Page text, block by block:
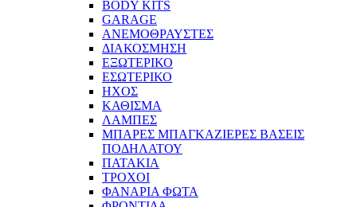
BODY KITS
GARAGE
ΑΝΕΜΟΘΡΑΥΣΤΕΣ
ΔΙΑΚΟΣΜΗΣΗ
ΕΞΩΤΕΡΙΚΟ
ΕΣΩΤΕΡΙΚΟ
ΗΧΟΣ
ΚΑΘΙΣΜΑ
ΛΑΜΠΕΣ
ΜΠΑΡΕΣ ΜΠΑΓΚΑΖΙΕΡΕΣ ΒΑΣΕΙΣ
ΠΟΔΗΛΑΤΟΥ
ΠΑΤΑΚΙΑ
ΤΡΟΧΟΙ
ΦΑΝΑΡΙΑ ΦΩΤΑ